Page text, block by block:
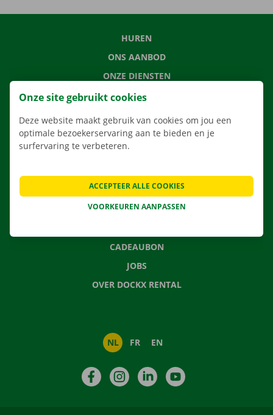
HUREN
ONS AANBOD
ONZE DIENSTEN
LOCATIES
VERHUISOPLOSSINGEN
CONTACTEER ONS
VEELGESTELDE VRAGEN
CADEAUBON
JOBS
OVER DOCKX RENTAL
NL FR EN
FacebookInstagramLinkedIn
Onze site gebruikt cookies
Deze website maakt gebruik van cookies om jou een
optimale bezoekerservaring aan te bieden en je
surfervaring te verbeteren.
VOORKEUREN AANPASSEN
ACCEPTEER ALLE COOKIES